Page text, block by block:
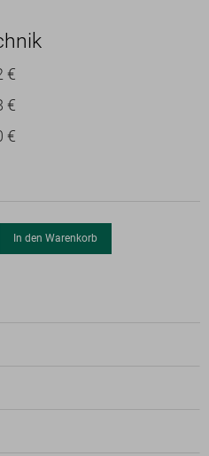
€
€
€
In den Warenkorb